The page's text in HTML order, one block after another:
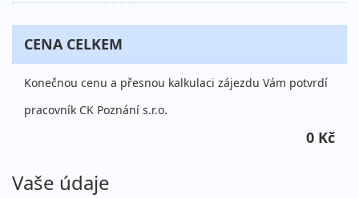
CENA CELKEM
Konečnou cenu a přesnou kalkulaci zájezdu Vám potvrdí
pracovník CK Poznání s.r.o.
0 Kč
Vaše údaje